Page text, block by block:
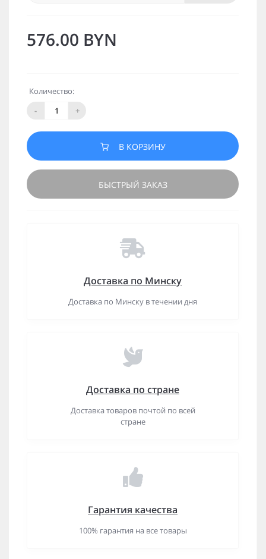
576.00 BYN
Количество:
-
+
В КОРЗИНУ
БЫСТРЫЙ ЗАКАЗ
Доставка по Минску
Доставка по Минску в течении дня
Доставка по стране
Доставка товаров почтой по всей
стране
Гарантия качества
100% гарантия на все товары